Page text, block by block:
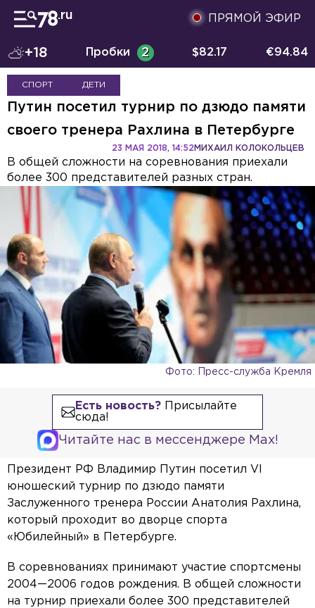
ПРЯМОЙ ЭФИР
+18 Пробки 2 $82.17 €94.84
СПОРТ ДЕТИ
Путин посетил турнир по дзюдо памяти
своего тренера Рахлина в Петербурге
МИХАИЛ КОЛОКОЛЬЦЕВ
23 МАЯ 2018, 14:52
В общей сложности на соревнования приехали
более 300 представителей разных стран.
Фото: Пресс-служба Кремля
Есть новость?Присылайте
сюда!
Читайте нас в мессенджере Max!
Президент РФ Владимир Путин посетил VI
юношеский турнир по дзюдо памяти
Заслуженного тренера России Анатолия Рахлина,
который проходит во дворце спорта
«Юбилейный» в Петербурге.
В соревнованиях принимают участие спортсмены
2004—2006 годов рождения. В общей сложности
на турнир приехали более 300 представителей